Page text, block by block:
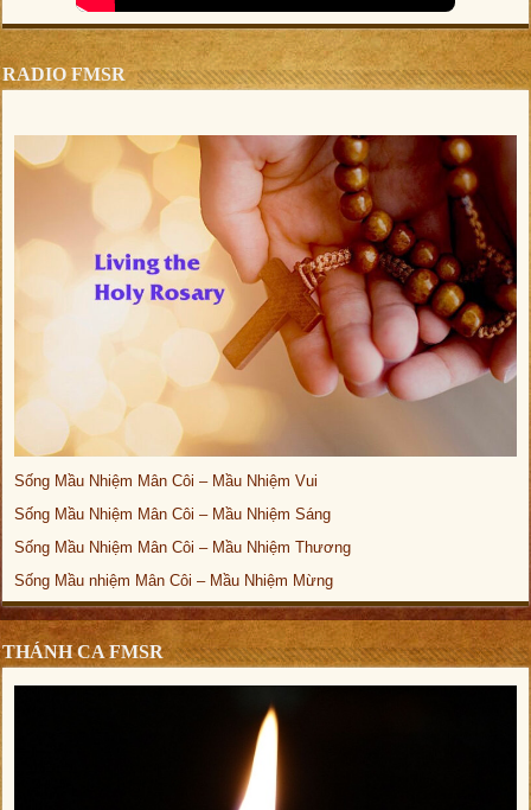
RADIO FMSR
Sống Mầu Nhiệm Mân Côi – Mầu Nhiệm Vui
Sống Mầu Nhiệm Mân Côi – Mầu Nhiệm Sáng
Sống Mầu Nhiệm Mân Côi – Mầu Nhiệm Thương
Sống Mầu nhiệm Mân Côi – Mầu Nhiệm Mừng
THÁNH CA FMSR